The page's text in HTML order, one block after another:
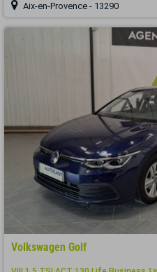
Aix-en-Provence - 13290
Volkswagen Golf